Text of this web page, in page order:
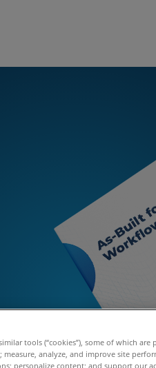
tools (“cookies”), some of which
analyze, and improve site
personalize content; and support our